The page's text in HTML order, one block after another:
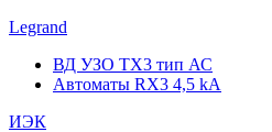
Legrand
ВД УЗО TX3 тип АС
Автоматы RX3 4,5 kA
ИЭК